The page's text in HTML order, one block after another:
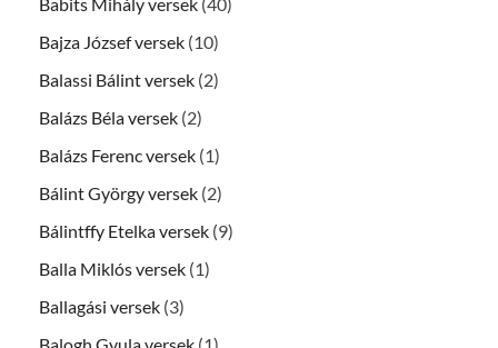
Bajza József versek (10)
Balassi Bálint versek (2)
Balázs Béla versek (2)
Balázs Ferenc versek (1)
Bálint György versek (2)
Bálintffy Etelka versek (9)
Balla Miklós versek (1)
Ballagási versek (3)